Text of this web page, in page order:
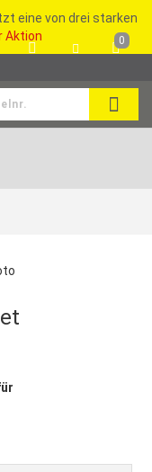
eine von drei starken
Aktion 0